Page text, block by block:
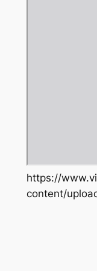
https://
content/